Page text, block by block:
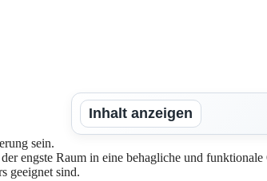
Inhalt anzeigen
sein.
der engste Raum in eine behagliche und
geeignet sind.